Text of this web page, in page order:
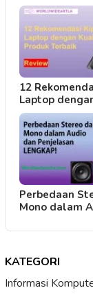
12
Laptop
Perbedaan
Mono dalam
KATEGORI
Informasi